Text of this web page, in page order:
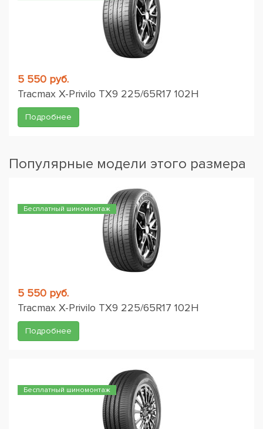
5 550 руб.
Tracmax X-Privilo TX9 225/65R17 102H
Подробнее
Популярные модели этого размера
Бесплатный шиномонтаж
5 550 руб.
Tracmax X-Privilo TX9 225/65R17 102H
Подробнее
Бесплатный шиномонтаж